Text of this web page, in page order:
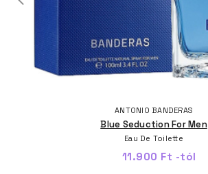
ANTONIO BANDERAS
Blue Seduction For Men
Eau De Toilette
11.900 Ft -tól